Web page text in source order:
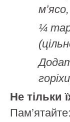
¼
Не тільки